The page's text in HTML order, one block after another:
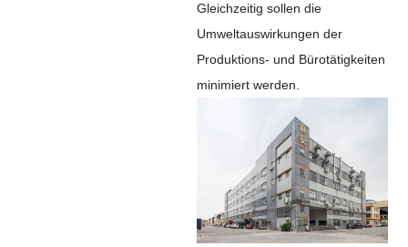
Gleichzeitig sollen die
Umweltauswirkungen der
Produktions- und Bürotätigkeiten
minimiert werden.